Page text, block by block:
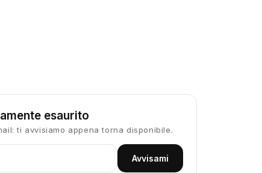
esaurito
ti avvisiamo appena torna disponibile.
Avvisami